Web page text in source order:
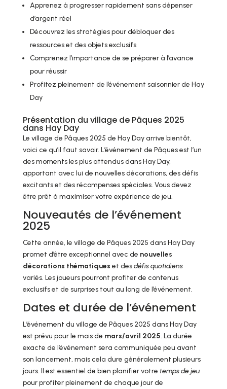
Apprenez à progresser rapidement sans dépenser
d’argent réel
Découvrez les stratégies pour débloquer des
ressources et des objets exclusifs
Comprenez l’importance de se préparer à l’avance
pour réussir
Profitez pleinement de l’événement saisonnier de Hay
Day
Présentation du village de Pâques 2025
dans Hay Day
Le village de Pâques 2025 de Hay Day arrive bientôt,
voici ce qu’il faut savoir. L’événement de Pâques est l’un
des moments les plus attendus dans Hay Day,
apportant avec lui de nouvelles décorations, des défis
excitants et des récompenses spéciales. Vous devez
être prêt à maximiser votre expérience de jeu.
Nouveautés de l’événement
2025
Cette année, le village de Pâques 2025 dans Hay Day
promet d’être exceptionnel avec de nouvelles
décorations thématiques et desdéfis quotidiens
variés. Les joueurs pourront profiter de contenus
exclusifs et de surprises tout au long de l’événement.
Dates et durée de l’événement
L’événement du village de Pâques 2025 dans Hay Day
est prévu pour le mois de mars/avril 2025. La durée
exacte de l’événement sera communiquée peu avant
son lancement, mais cela dure généralement plusieurs
jours. Il est essentiel de bien planifier votre temps de jeu
pour profiter pleinement de chaque jour de